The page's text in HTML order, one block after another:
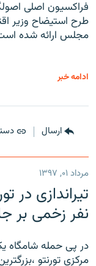
فراکسیون اصلی
مجلس ارائه شده
ادامه خبر
ارسال
مرداد ۰۱, ۱۳۹۷
نفر زخمی بر
در پی حمله شامگاه